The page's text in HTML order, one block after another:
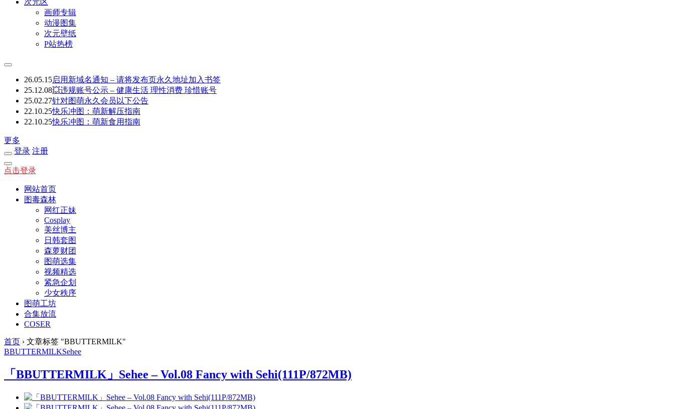
画师专辑
动漫图集
次元壁纸
P站热榜
26.05.15启用新域名通知 – 请将发布页永久地址加入书签
25.12.08💥违规账号公示 – 健康生活 理性消费 珍惜账号
25.02.27针对图萌永久会员以下公告
22.10.25快乐冲图：萌新解压指南
22.10.25快乐冲图：萌新食用指南
更多
登录 注册
点击登录
网站首页
图毒森林
网红正妹
Cosplay
美丝博主
日韩套图
森萝财团
图萌选集
视频精选
紧急企划
少女秩序
图萌工坊
合集放流
COSER
首页 › 文章标签 "BBUTTERMILK"
BBUTTERMILKSehee
「BBUTTERMILK」Sehee – Vol.08 Fancy with Sehi(111P/872MB)